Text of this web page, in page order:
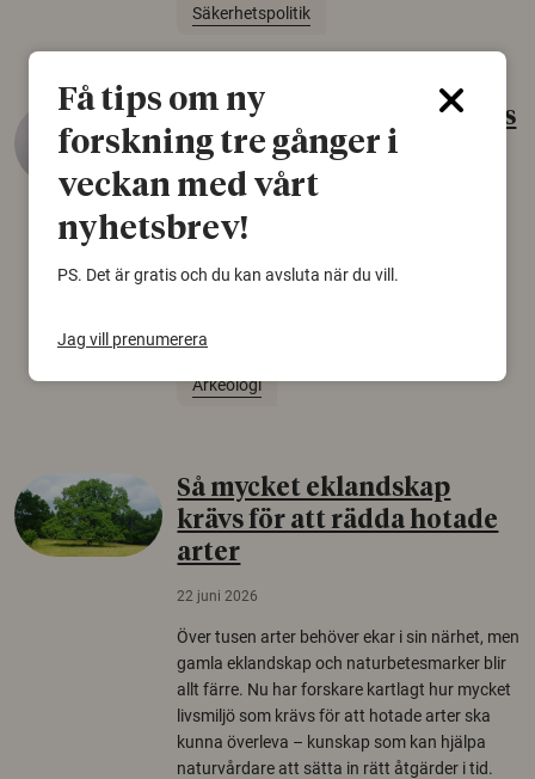
Säkerhetspolitik
Gammalt skinn var Sveriges
äldsta sko
22 juni 2026
Det som arkeologer länge trodde var en
gammal sko. Fyndet bär spår av romerskt
Norden.
Arkeologi
Så mycket eklandskap
krävs för att rädda hotade
arter
22 juni 2026
Över tusen arter behöver ekar i sin närhet, men
gamla eklandskap och naturbetesmarker blir
allt färre. Nu har forskare kartlagt hur mycket
livsmiljö som krävs för att hotade arter ska
kunna överleva – kunskap som kan hjälpa
naturvårdare att sätta in rätt åtgärder i tid.
Få tips om ny
forskning tre gånger i
veckan med vårt
nyhetsbrev!
PS. Det är gratis och du kan avsluta när du vill.
Jag vill prenumerera